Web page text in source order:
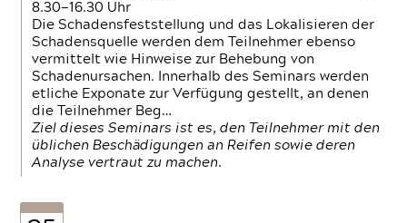
8.30—16.30 Uhr
Die Schadensfeststellung und das Lokalisieren der
Schadensquelle werden dem Teilnehmer ebenso
vermittelt wie Hinweise zur Behebung von
Schadenursachen. Innerhalb des Seminars werden
etliche Exponate zur Verfügung gestellt, an denen
die Teilnehmer Beg…
Ziel dieses Seminars ist es, den Teilnehmer mit den
üblichen Beschädigungen an Reifen sowie deren
Analyse vertraut zu machen.